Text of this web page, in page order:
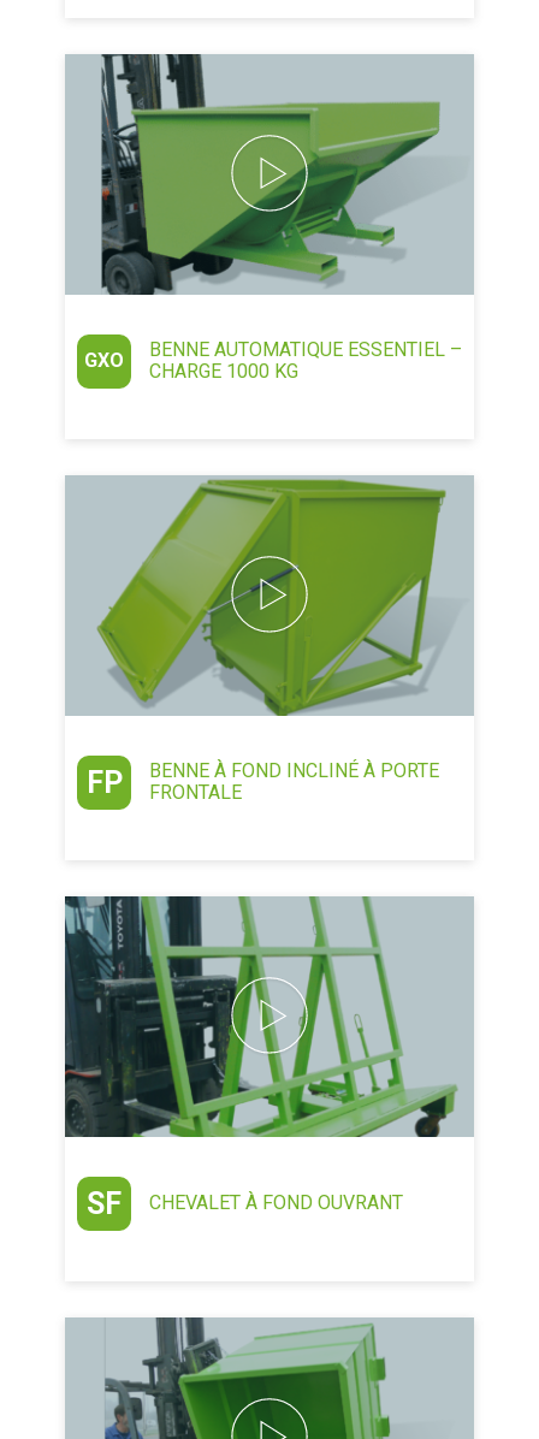
GXO
BENNE AUTOMATIQUE ESSENTIEL –
CHARGE 1000 KG
FP
BENNE À FOND INCLINÉ À PORTE
FRONTALE
SF CHEVALET À FOND OUVRANT